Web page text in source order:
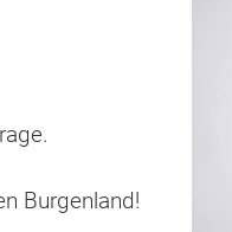
Burgenland!